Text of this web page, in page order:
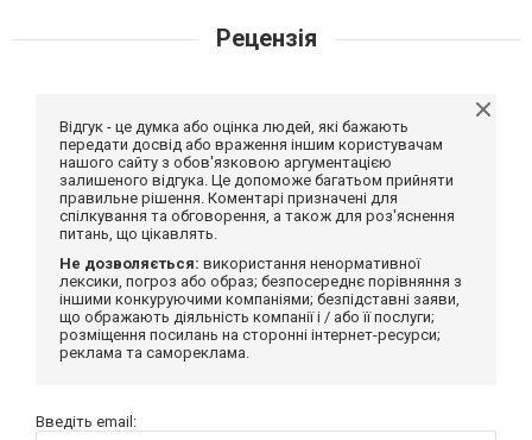
Рецензія
Відгук - це думка або оцінка людей, які бажають
передати досвід або враження іншим користувачам
нашого сайту з обов'язковою аргументацією
залишеного відгука. Це допоможе багатьом прийняти
правильне рішення. Коментарі призначені для
спілкування та обговорення, а також для роз'яснення
питань, що цікавлять.
Не дозволяється: використання ненормативної
лексики, погроз або образ; безпосереднє порівняння з
іншими конкуруючими компаніями; безпідставні заяви,
що ображають діяльність компанії і / або її послуги;
розміщення посилань на сторонні інтернет-ресурси;
реклама та самореклама.
Введіть email: